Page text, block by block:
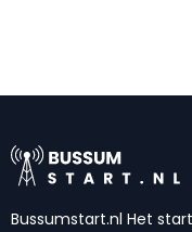
Bussumstart.nl Het